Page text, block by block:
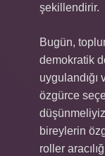
şekillendirir.
Bugün,
demokratik
özgürce
bireylerin
roller